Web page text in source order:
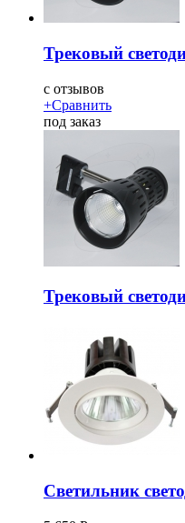
Трековый
c отзывов
+Сравнить
под заказ
Трековый
Светильник